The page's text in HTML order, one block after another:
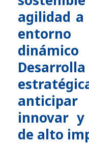
agilidad a
innovar y
de alto